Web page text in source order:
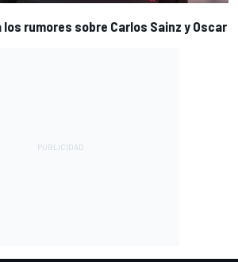
rumores sobre Carlos Sainz y Oscar